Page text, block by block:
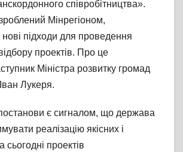
співробітництва».
Мінрегіоном,
підходи для проведення
проектів. Про це
Міністра розвитку громад
Лукеря.
є сигналом, що держава
реалізацію якісних і
сьогодні проектів